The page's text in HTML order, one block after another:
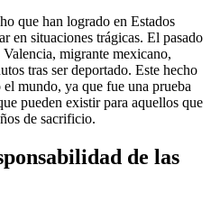
que han logrado en Estados
en situaciones trágicas. El pasado
migrante mexicano,
tras ser deportado. Este hecho
mundo, ya que fue una prueba
pueden existir para aquellos que
de sacrificio.
de las